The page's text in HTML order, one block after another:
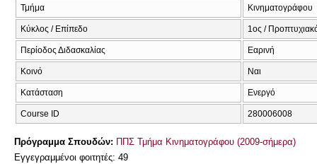
Τμήμα Κινηματογράφου
Κύκλος / Επίπεδο 1ος /
Περίοδος Διδασκαλίας Εαρινή
Κοινό Ναι
Κατάσταση Ενεργό
Course ID 280006008
Πρόγραμμα Σπουδών: ΠΠΣ Τμήμα Κινηματογράφου (2009-σήμερα)
Εγγεγραμμένοι φοιτητές: 49